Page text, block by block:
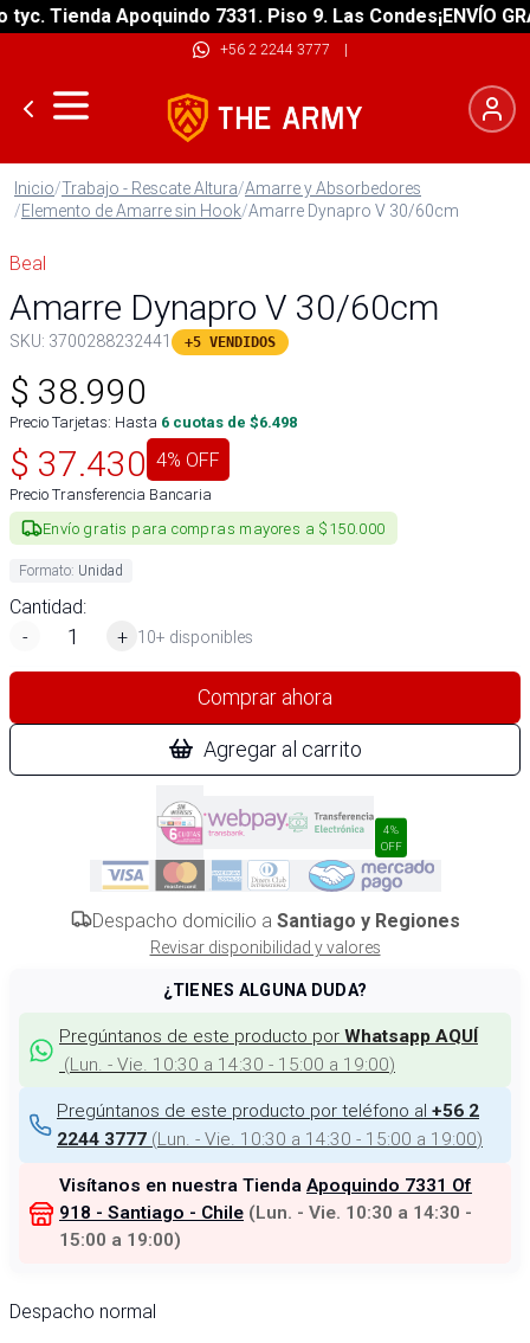
Tienda Apoquindo 7331. Piso 9. Las Condes¡ENVÍO
+56 2 2244 3777 |
Inicio/Trabajo - Rescate Altura/Amarre y Absorbedores
/Elemento de Amarre sin Hook/Amarre Dynapro V 30/60cm
Beal
Amarre Dynapro V 30/60cm
SKU: 3700288232441 +5 VENDIDOS
$ 38.990
Precio Tarjetas: Hasta 6 cuotas de $6.498
$ 37.430 4% OFF
Precio Transferencia Bancaria
Envío gratis para compras mayores a $150.000
Formato: Unidad
Cantidad:
-
+ 10+ disponibles
Comprar ahora
Agregar al carrito
4%
OFF
Despacho domicilio a Santiago y Regiones
Revisar disponibilidad y valores
¿TIENES ALGUNA DUDA?
Pregúntanos de este producto por Whatsapp AQUÍ
(Lun. - Vie. 10:30 a 14:30 - 15:00 a 19:00)
Pregúntanos de este producto por teléfono al +56 2
2244 3777 (Lun. - Vie. 10:30 a 14:30 - 15:00 a 19:00)
Visítanos en nuestra Tienda Apoquindo 7331 Of
918 - Santiago - Chile (Lun. - Vie. 10:30 a 14:30 -
15:00 a 19:00)
Despacho normal